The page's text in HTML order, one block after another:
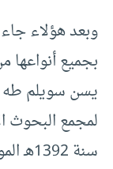
وبعد هؤلاء
بجميع
يسن سويلم طه
لمجمع البحوث
سنة 1392هـ الموافق لشهر سبتمبر سنة 1972م (2).